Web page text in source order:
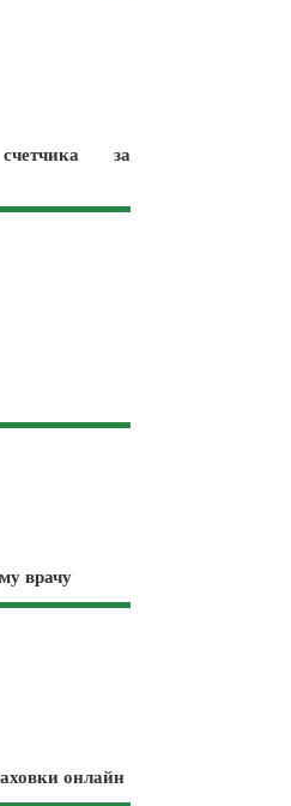
за
врачу
онлайн